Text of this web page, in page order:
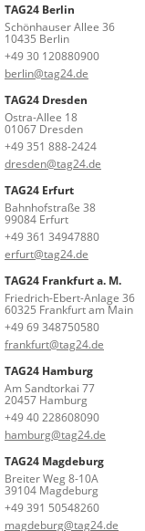
TAG24 Berlin
Schönhauser Allee 36
10435 Berlin
+49 30 120880900
berlin@tag24.de
TAG24 Dresden
Ostra-Allee 18
01067 Dresden
+49 351 888-2424
dresden@tag24.de
TAG24 Erfurt
Bahnhofstraße 38
99084 Erfurt
+49 361 34947880
erfurt@tag24.de
TAG24 Frankfurt a. M.
Friedrich-Ebert-Anlage 36
60325 Frankfurt am Main
+49 69 348750580
frankfurt@tag24.de
TAG24 Hamburg
Am Sandtorkai 77
20457 Hamburg
+49 40 228608090
hamburg@tag24.de
TAG24 Magdeburg
Breiter Weg 8-10A
39104 Magdeburg
+49 391 50548260
magdeburg@tag24.de